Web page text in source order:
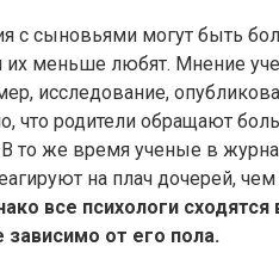
с сыновьями могут быть
их меньше любят. Мнение
исследование,
что родители обращают
В то же время ученые в
на плач дочерей,
все психологи
от его пола.